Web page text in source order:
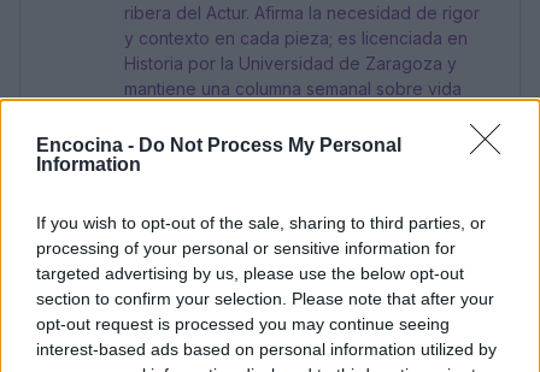
Encocina - Do Not Process My Personal
Information
If you wish to opt-out of the sale, sharing to third parties, or
processing of your personal or sensitive information for
targeted advertising by us, please use the below opt-out
section to confirm your selection. Please note that after your
opt-out request is processed you may continue seeing
interest-based ads based on personal information utilized by
ribera del Actur. Afirma la necesidad de rigor
y contexto en cada pieza; es licenciada en
Historia por la Universidad de Zaragoza y
mantiene una columna semanal sobre vida